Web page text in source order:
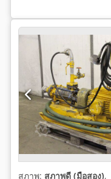
สภาพ: สภาพดี (มือสอง),